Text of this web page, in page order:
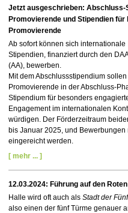
Jetzt ausgeschrieben:
Promovierende und Stipendien
Promovierende
Ab sofort können sich
Stipendien, finanziert durch den
(AA), bewerben.
Mit dem Abschlussstipendium
Promovierende in der Abschluss-
Stipendium für besonders
Engagement im internationalen
würdigen. Der Förderzeitraum
bis Januar 2025, und
eingereicht werden.
[ mehr ... ]
12.03.2024: Führung auf den
Halle wird oft auch als Stadt der
also einen der fünf Türme genauer